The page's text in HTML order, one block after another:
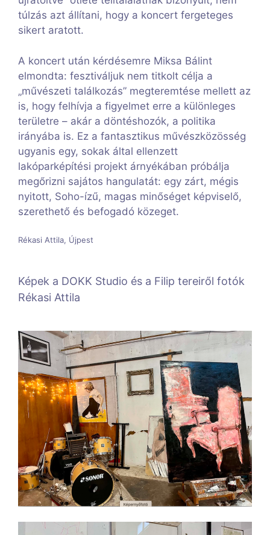
túlzás azt állítani, hogy a koncert fergeteges
sikert aratott.
A koncert után kérdésemre Miksa Bálint
elmondta: fesztiváljuk nem titkolt célja a
„művészeti találkozás” megteremtése mellett az
is, hogy felhívja a figyelmet erre a különleges
területre – akár a döntéshozók, a politika
irányába is. Ez a fantasztikus művészközösség
ugyanis egy, sokak által ellenzett
lakóparképítési projekt árnyékában próbálja
megőrizni sajátos hangulatát: egy zárt, mégis
nyitott, Soho-ízű, magas minőséget képviselő,
szerethető és befogadó közeget.
Rékasi Attila, Újpest
Képek a DOKK Studio és a Filip tereiről fotók
Rékasi Attila